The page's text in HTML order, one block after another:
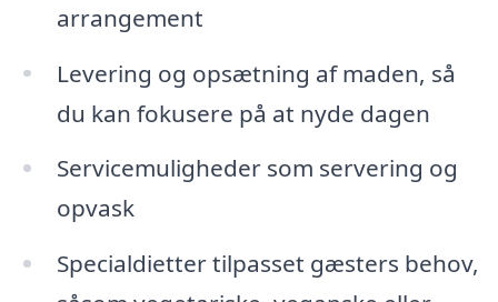
arrangement
Levering og opsætning af maden, så
du kan fokusere på at nyde dagen
Servicemuligheder som servering og
opvask
Specialdietter tilpasset gæsters behov,